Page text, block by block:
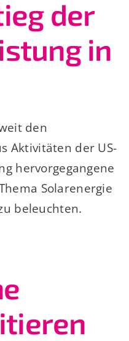
der
in
den
Aktivitäten der US-
hervorgegangene
Solarenergie
beleuchten.